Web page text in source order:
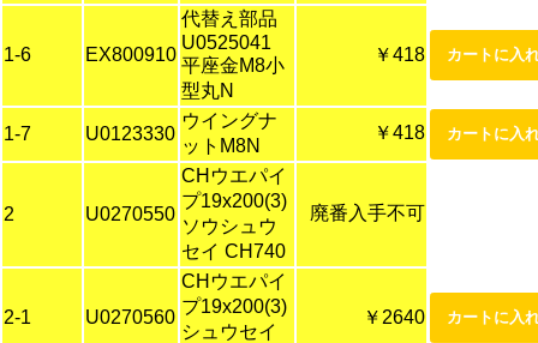
1-6 EX800910
代替え部品
U0525041
平座金M8小
型丸N
￥418
1-7 U0123330
ウイングナ
ットM8N
￥418
2 U0270550
CHウエパイ
プ19x200(3)
ソウシュウ
セイ CH740
廃番入手不可
2-1 U0270560
CHウエパイ
プ19x200(3)
シュウセイ
￥2640